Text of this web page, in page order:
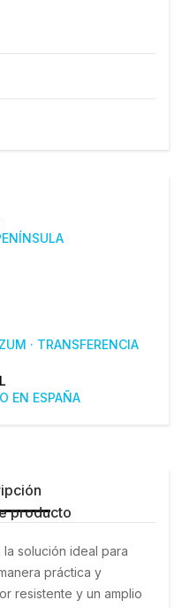
· TRANSFERENCIA
EN ESPAÑA
producto
solución ideal para
práctica y
resistente y un amplio